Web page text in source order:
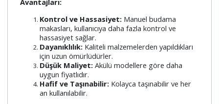
Kontrol ve Hassasiyet: Manuel budama
makasları, kullanıcıya daha fazla kontrol ve
hassasiyet sağlar.
Dayanıklılık: Kaliteli malzemelerden yapıldıkları
için uzun ömürlüdürler.
Düşük Maliyet: Akülü modellere göre daha
uygun fiyatlıdır.
Hafif ve Taşınabilir: Kolayca taşınabilir ve her
an kullanılabilir.